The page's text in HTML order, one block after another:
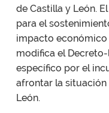
de Castilla y León.
para el
impacto económico
modifica el
específico por el
afrontar la situación
León.